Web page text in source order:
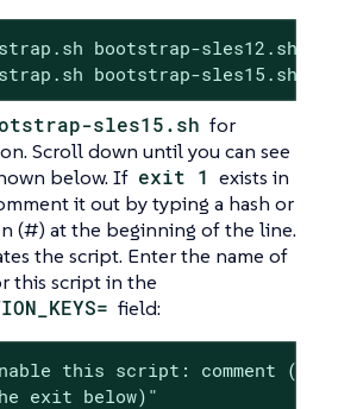
bootstrap-sles12.sh
bootstrap-sles15.sh
sles15.sh for
Scroll down until you can see
below. If exit 1 exists in
it out by typing a hash or
(#) at the beginning of the line.
the script. Enter the name of
this script in the
field:
this script: comment
exit below)"